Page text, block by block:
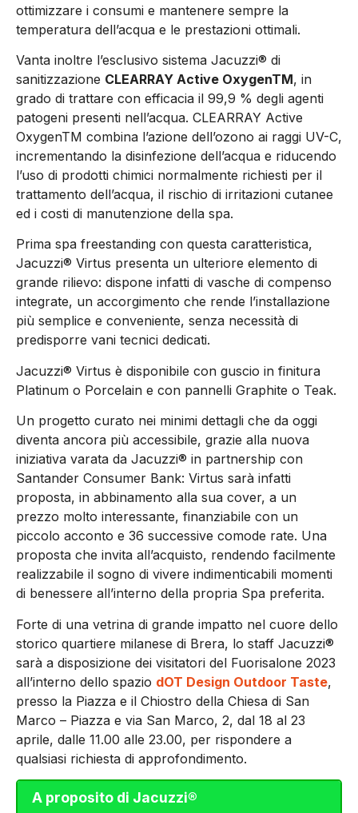
ottimizzare i consumi e mantenere sempre la
temperatura dell’acqua e le prestazioni ottimali.
Vanta inoltre l’esclusivo sistema Jacuzzi® di
sanitizzazione CLEARRAY Active OxygenTM, in
grado di trattare con efficacia il 99,9 % degli agenti
patogeni presenti nell’acqua. CLEARRAY Active
OxygenTM combina l’azione dell’ozono ai raggi UV-C,
incrementando la disinfezione dell’acqua e riducendo
l’uso di prodotti chimici normalmente richiesti per il
trattamento dell’acqua, il rischio di irritazioni cutanee
ed i costi di manutenzione della spa.
Prima spa freestanding con questa caratteristica,
Jacuzzi® Virtus presenta un ulteriore elemento di
grande rilievo: dispone infatti di vasche di compenso
integrate, un accorgimento che rende l’installazione
più semplice e conveniente, senza necessità di
predisporre vani tecnici dedicati.
Jacuzzi® Virtus è disponibile con guscio in finitura
Platinum o Porcelain e con pannelli Graphite o Teak.
Un progetto curato nei minimi dettagli che da oggi
diventa ancora più accessibile, grazie alla nuova
iniziativa varata da Jacuzzi® in partnership con
Santander Consumer Bank: Virtus sarà infatti
proposta, in abbinamento alla sua cover, a un
prezzo molto interessante, finanziabile con un
piccolo acconto e 36 successive comode rate. Una
proposta che invita all’acquisto, rendendo facilmente
realizzabile il sogno di vivere indimenticabili momenti
di benessere all’interno della propria Spa preferita.
Forte di una vetrina di grande impatto nel cuore dello
storico quartiere milanese di Brera, lo staff Jacuzzi®
sarà a disposizione dei visitatori del Fuorisalone 2023
all’interno dello spazio dOT Design Outdoor Taste,
presso la Piazza e il Chiostro della Chiesa di San
Marco – Piazza e via San Marco, 2, dal 18 al 23
aprile, dalle 11.00 alle 23.00, per rispondere a
qualsiasi richiesta di approfondimento.
A proposito di Jacuzzi®